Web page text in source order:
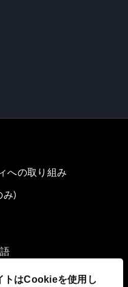
トはCookieを使用し
への取り組み
み)